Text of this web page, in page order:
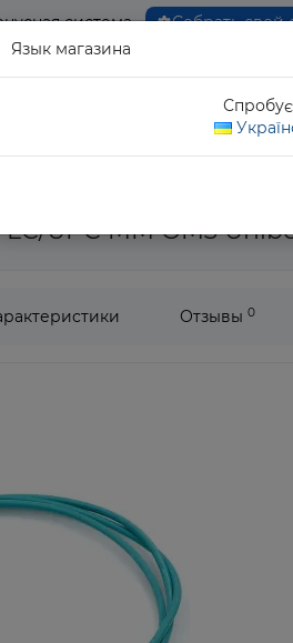
система Собрать свой
корд оптический LC/UPC-LC/UPC
UPC MM OM3
Язык магазина
Отзывы 0